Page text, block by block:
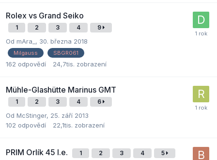
Rolex vs Grand Seiko
1 2 3 4 9
Od mAra_ , 30. března 2018
Milgauss SBGR061
162 odpovědí 24,7tis. zobrazení
Mühle-Glashütte Marinus GMT
1 2 3 4 6
Od McStinger, 25. září 2013
102 odpovědí 22,1tis. zobrazení
PRIM Orlík 45 l.e. 1 2 3 4 5